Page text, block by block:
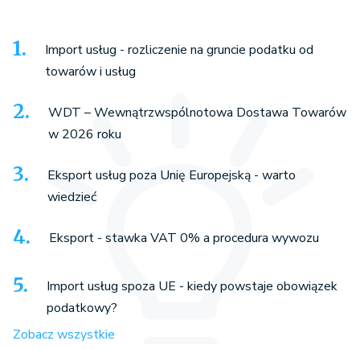
Import usług - rozliczenie na gruncie podatku od
towarów i usług
WDT – Wewnątrzwspólnotowa Dostawa Towarów
w 2026 roku
Eksport usług poza Unię Europejską - warto
wiedzieć
Eksport - stawka VAT 0% a procedura wywozu
Import usług spoza UE - kiedy powstaje obowiązek
podatkowy?
Zobacz wszystkie